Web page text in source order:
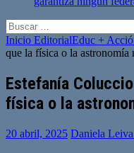
Buscar:
Inicio EditorialEduc +
que la física o la astronomía
Estefanía
física o la
20 abril, 2025 Daniela